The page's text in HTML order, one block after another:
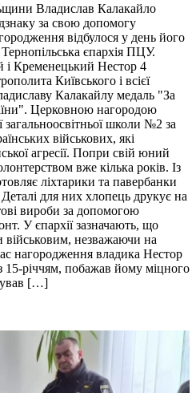
Владислав Калакайло
за свою допомогу
відбулося у день його
єпархія ПЦУ.
і Кременецький Нестор 4
Київського і всієї
Калакайлу медаль "За
Церковною нагородою
загальноосвітньої школи №2 за
військових, які
агресії. Попри свій юний
вже кілька років. Із
ліхтарики та павербанки
для них хлопець друкує на
вироби за допомогою
У єпархії зазначають, що
незважаючи на
нагородження владика Нестор
15-річчям, побажав йому міцного
[…]